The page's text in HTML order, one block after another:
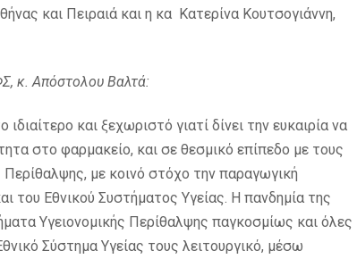
και Πειραιά και η κα Κατερίνα Κουτσογιάννη,
κ. Απόστολου Βαλτά:
και ξεχωριστό γιατί δίνει την ευκαιρία να
στο φαρμακείο, και σε θεσμικό επίπεδο με τους
Περίθαλψης, με κοινό στόχο την παραγωγική
του Εθνικού Συστήματος Υγείας. Η πανδημία της
Υγειονομικής Περίθαλψης παγκοσμίως και όλες
Σύστημα Υγείας τους λειτουργικό, μέσω